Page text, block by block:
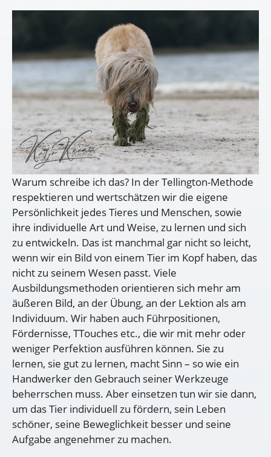
Warum schreibe ich das? In der Tellington-Methode
respektieren und wertschätzen wir die eigene
Persönlichkeit jedes Tieres und Menschen, sowie
ihre individuelle Art und Weise, zu lernen und sich
zu entwickeln. Das ist manchmal gar nicht so leicht,
wenn wir ein Bild von einem Tier im Kopf haben, das
nicht zu seinem Wesen passt. Viele
Ausbildungsmethoden orientieren sich mehr am
äußeren Bild, an der Übung, an der Lektion als am
Individuum. Wir haben auch Führpositionen,
Fördernisse, TTouches etc., die wir mit mehr oder
weniger Perfektion ausführen können. Sie zu
lernen, sie gut zu lernen, macht Sinn – so wie ein
Handwerker den Gebrauch seiner Werkzeuge
beherrschen muss. Aber einsetzen tun wir sie dann,
um das Tier individuell zu fördern, sein Leben
schöner, seine Beweglichkeit besser und seine
Aufgabe angenehmer zu machen.